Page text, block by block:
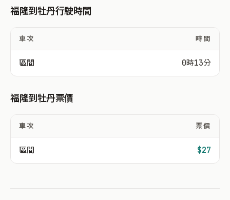
福隆到牡丹行駛時間
車次 時間
區間 0時13分
福隆到牡丹票價
車次 票價
區間 $27